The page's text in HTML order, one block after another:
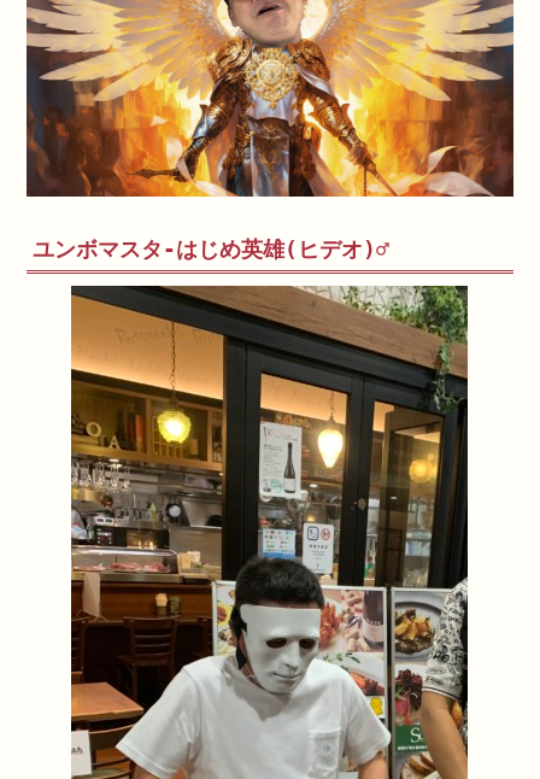
ユンボマスタ-はじめ英雄(ヒデオ)♂